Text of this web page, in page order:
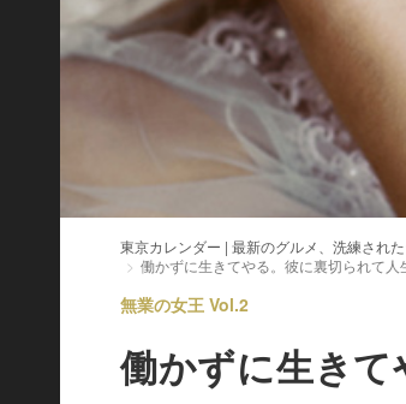
東京カレンダー | 最新のグルメ、洗練され
働かずに生きてやる。彼に裏切られて
無業の女王 Vol.2
働かずに生き